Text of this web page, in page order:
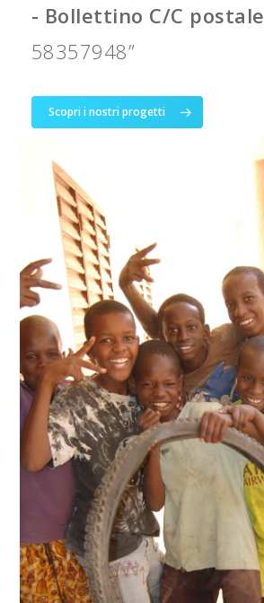
- Bollettino C/C postale
58357948”
Scopri i nostri progetti